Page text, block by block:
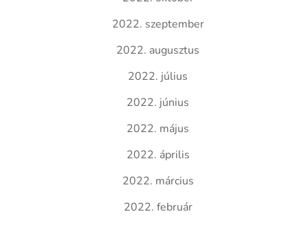
2022. szeptember
2022. augusztus
2022. július
2022. június
2022. május
2022. április
2022. március
2022. február